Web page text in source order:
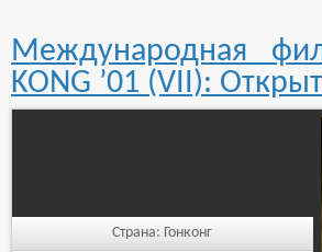
Международная
KONG ’01 (VII):
Страна: Гонконг